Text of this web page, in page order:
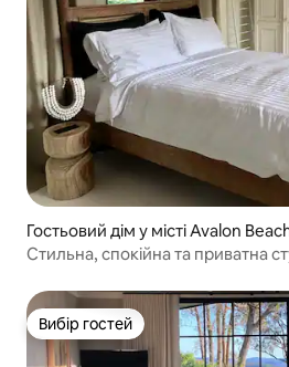
Гостьовий дім у місті Avalon
Стильна, спокійна та приватна
Вибір гостей
Вибір гостей